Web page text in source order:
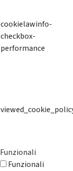
cookielawinfo-
checkbox-
performance
Funzionali
Funzionali